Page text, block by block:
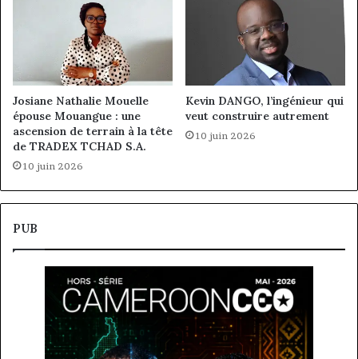
Josiane Nathalie Mouelle
épouse Mouangue : une
ascension de terrain à la tête
de TRADEX TCHAD S.A.
10 juin 2026
Kevin DANGO, l’ingénieur qui
veut construire autrement
10 juin 2026
PUB